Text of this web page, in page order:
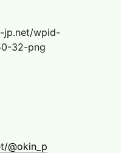
jp.net/wpid-
32-png
@okin_p